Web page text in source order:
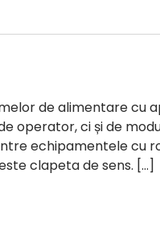
de alimentare cu
operator, ci și de
echipamentele cu
clapeta de sens. […]